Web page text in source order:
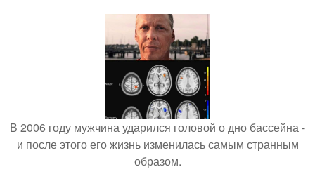
В 2006 году мужчина ударился головой о дно бассейна -
и после этого его жизнь изменилась самым странным
образом.